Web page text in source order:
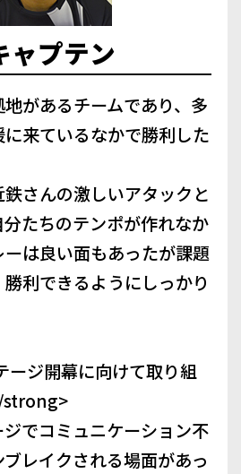
ャプテン
があるチームであり、多
来ているなかで勝利した
さんの激しいアタックと
たちのテンポが作れなか
は良い面もあったが課題
利できるようにしっかり
ジ開幕に向けて取り組
strong>
でコミュニケーション不
レイクされる場面があっ